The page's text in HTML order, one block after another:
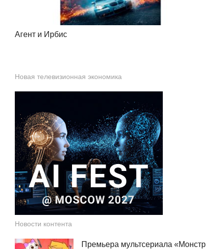
Агент и Ирбис
Новая телевизионная экономика
Новости контента
Премьера мультсериала «Монстр